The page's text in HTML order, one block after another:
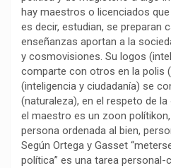
hay maestros o licenciados
es decir, estudian, se preparan
enseñanzas aportan a la
y cosmovisiones. Su logos
comparte con otros en la polis
(inteligencia y ciudadanía) se
(naturaleza), en el respeto de
el maestro es un zoon
persona ordenada al bien,
Según Ortega y Gasset
política” es una tarea